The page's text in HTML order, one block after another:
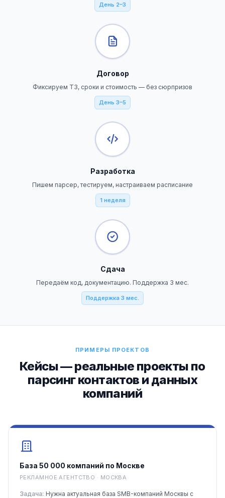
День 2–3
Договор
Фиксируем ТЗ, сроки и стоимость — без сюрпризов
День 3–5
Разработка
Пишем парсер, тестируем, настраиваем расписание
1 неделя
Сдача
Передаём код, документацию. Поддержка 3 мес.
Поддержка 3 мес.
ПРИМЕРЫ ПРОЕКТОВ
Кейсы — реальные проекты по
парсинг контактов и данных
компаний
База 50 000 компаний по Москве
РЕКЛАМНОЕ АГЕНТСТВО · МОСКВА
Задача: Нужна актуальная база SMB-компаний Москвы с